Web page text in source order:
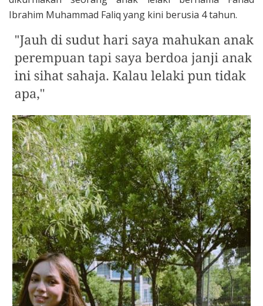
Ibrahim Muhammad Faliq yang kini berusia 4 tahun.